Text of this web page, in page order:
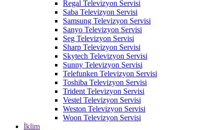
Regal Televizyon Servisi
Saba Televizyon Servisi
Samsung Televizyon Servisi
Sanyo Televizyon Servisi
Seg Televizyon Servisi
Sharp Televizyon Servisi
Skytech Televizyon Servisi
Sunny Televizyon Servisi
Telefunken Televizyon Servisi
Toshiba Televizyon Servisi
Trident Televizyon Servisi
Vestel Televizyon Servisi
Weston Televizyon Servisi
Woon Televizyon Servisi
İklim